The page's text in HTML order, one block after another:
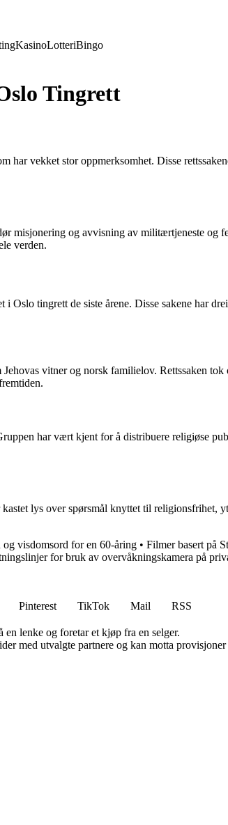
KasinoLotteriBingo
Tingrett
har vekket stor oppmerksomhet. Disse
misjonering og avvisning av militærtjeneste
verden.
i Oslo tingrett de siste årene. Disse sakene har
vitner og norsk familielov. Rettssaken
har vært kjent for å distribuere religiøse
lys over spørsmål knyttet til
visdomsord for en 60-åring • Filmer basert på
for bruk av overvåkningskamera på
Pinterest TikTok Mail
RSS
lenke og foretar et kjøp fra en selger.
med utvalgte partnere og kan motta